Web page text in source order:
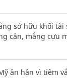
sở hữu khối
cân, mắng cựu
ân hận vì tiêm